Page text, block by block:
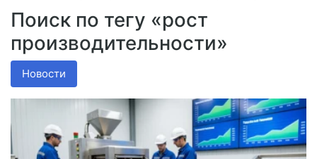
Поиск по тегу «рост
производительности»
Новости